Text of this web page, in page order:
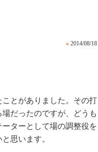
» 2014/08/18
とがありました。その打
だったのですが、どうも
ターとして場の調整役を
思います。